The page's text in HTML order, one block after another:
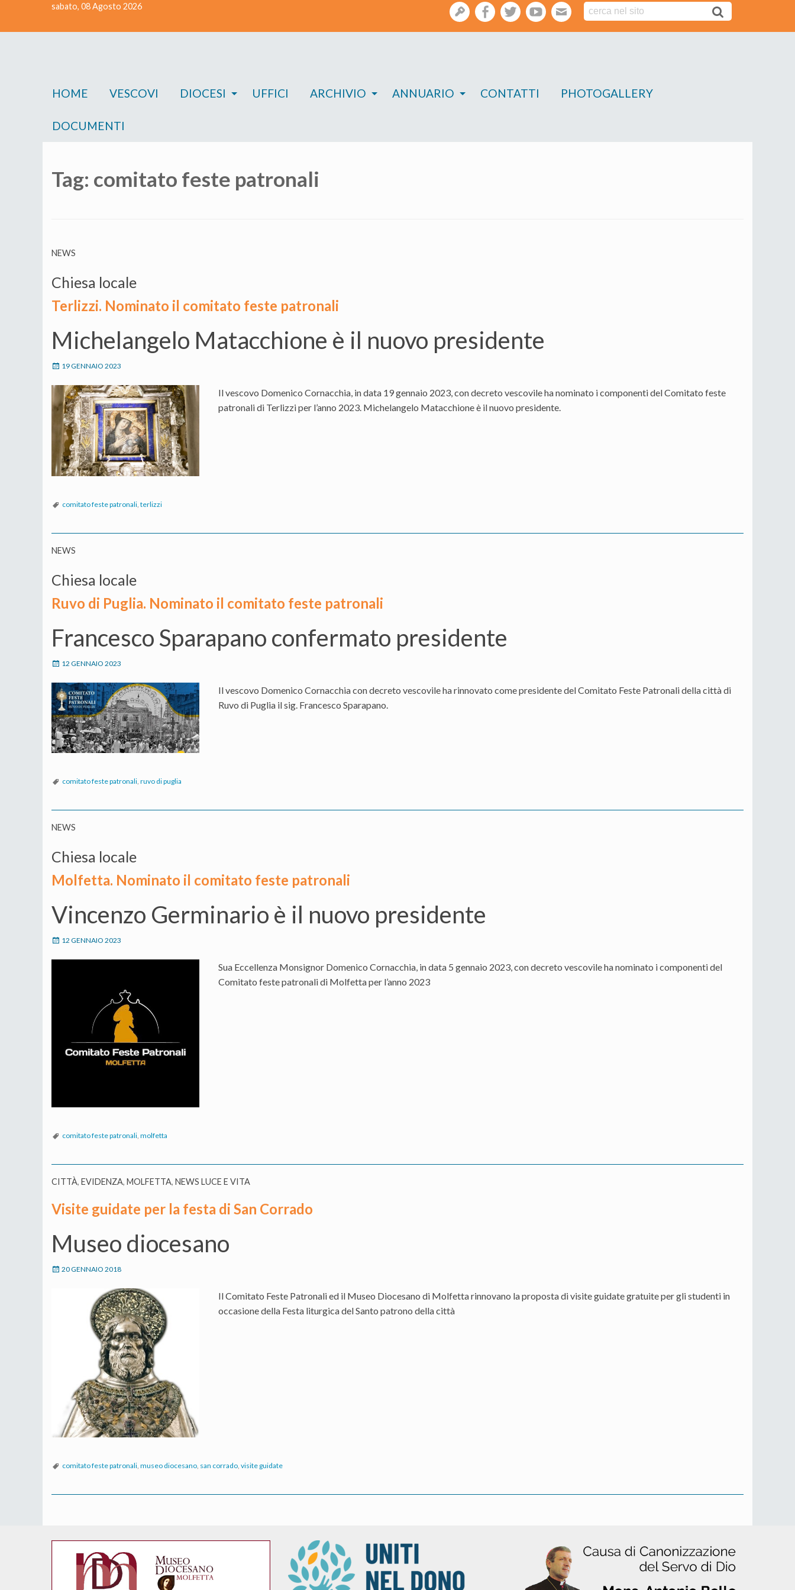
sabato, 08 Agosto 2026
gestionefacebooktwitteryoutubewebmail
HOME VESCOVI DIOCESI UFFICI ARCHIVIO ANNUARIO CONTATTI PHOTOGALLERY
DOCUMENTI
Tag: comitato feste patronali
NEWS
Chiesa locale
Terlizzi. Nominato il comitato feste patronali
Michelangelo Matacchione è il nuovo presidente
19 GENNAIO 2023
Il vescovo Domenico Cornacchia, in data 19 gennaio 2023, con decreto vescovile ha nominato i componenti del Comitato feste
patronali di Terlizzi per l’anno 2023. Michelangelo Matacchione è il nuovo presidente.
comitato feste patronali terlizzi
NEWS
Chiesa locale
Ruvo di Puglia. Nominato il comitato feste patronali
Francesco Sparapano confermato presidente
12 GENNAIO 2023
Il vescovo Domenico Cornacchia con decreto vescovile ha rinnovato come presidente del Comitato Feste Patronali della città di
Ruvo di Puglia il sig. Francesco Sparapano.
comitato feste patronali, ruvo di puglia
NEWS
Chiesa locale
Molfetta. Nominato il comitato feste patronali
Vincenzo Germinario è il nuovo presidente
12 GENNAIO 2023
Sua Eccellenza Monsignor Domenico Cornacchia, in data 5 gennaio 2023, con decreto vescovile ha nominato i componenti del
Comitato feste patronali di Molfetta per l’anno 2023
comitato feste patronali, molfetta
CITTÀ, EVIDENZA, MOLFETTA, NEWS LUCE E VITA
Visite guidate per la festa di San Corrado
Museo diocesano
20 GENNAIO 2018
Il Comitato Feste Patronali ed il Museo Diocesano di Molfetta rinnovano la proposta di visite guidate gratuite per gli studenti in
occasione della Festa liturgica del Santo patrono della città
comitato feste patronali museo diocesano san corrado visite guidate
o